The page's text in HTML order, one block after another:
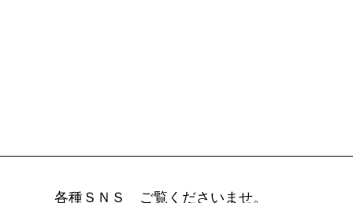
各種ＳＮＳ　ご覧くださいませ。